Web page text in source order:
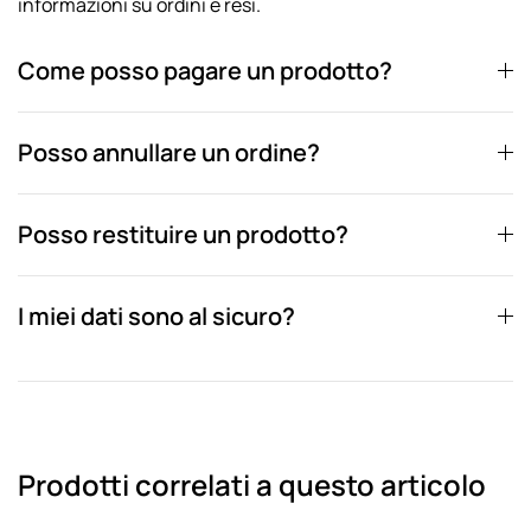
Come posso pagare un prodotto?
Posso annullare un ordine?
Posso restituire un prodotto?
I miei dati sono al sicuro?
Prodotti correlati a questo articolo